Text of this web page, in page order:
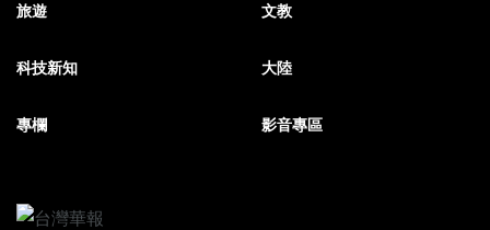
旅遊 文教
科技新知 大陸
專欄 影音專區